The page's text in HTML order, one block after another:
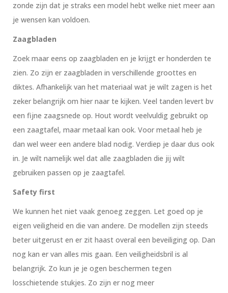
zonde zijn dat je straks een model hebt welke niet meer aan
je wensen kan voldoen.
Zaagbladen
Zoek maar eens op zaagbladen en je krijgt er honderden te
zien. Zo zijn er zaagbladen in verschillende groottes en
diktes. Afhankelijk van het materiaal wat je wilt zagen is het
zeker belangrijk om hier naar te kijken. Veel tanden levert bv
een fijne zaagsnede op. Hout wordt veelvuldig gebruikt op
een zaagtafel, maar metaal kan ook. Voor metaal heb je
dan wel weer een andere blad nodig. Verdiep je daar dus ook
in. Je wilt namelijk wel dat alle zaagbladen die jij wilt
gebruiken passen op je zaagtafel.
Safety first
We kunnen het niet vaak genoeg zeggen. Let goed op je
eigen veiligheid en die van andere. De modellen zijn steeds
beter uitgerust en er zit haast overal een beveiliging op. Dan
nog kan er van alles mis gaan. Een veiligheidsbril is al
belangrijk. Zo kun je je ogen beschermen tegen
losschietende stukjes. Zo zijn er nog meer